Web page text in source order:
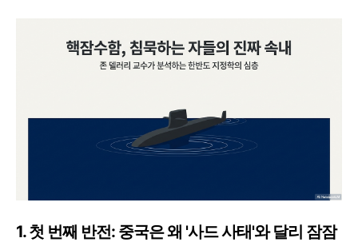
1. 첫 번째 반전: 중국은 왜 '사드 사태'와 달리 잠잠